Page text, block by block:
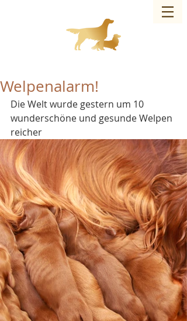
Charmed Bandit of JAG – Hundezucht
Welpenalarm!
Die Welt wurde gestern um 10
wunderschöne und gesunde Welpen
reicher